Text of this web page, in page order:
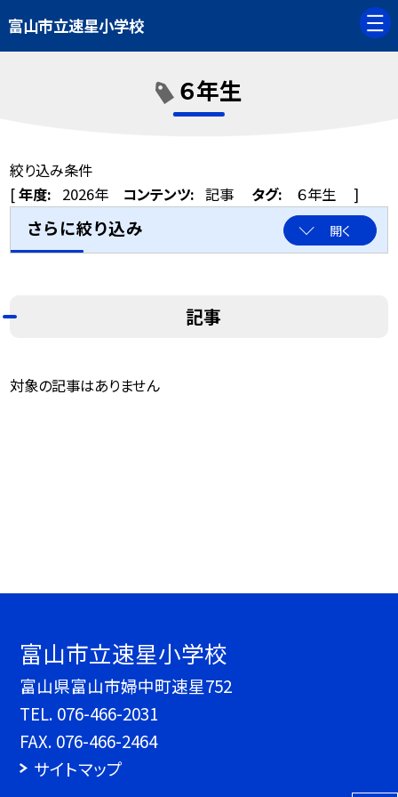
富山市立速星小学校
６年生
絞り込み条件
[年度: 2026年 コンテンツ: 記事 タグ: ６年生 ]
さらに絞り込み 開く
記事
対象の記事はありません
富山市立速星小学校
富山県富山市婦中町速星752
TEL. 076-466-2031
FAX. 076-466-2464
サイトマップ